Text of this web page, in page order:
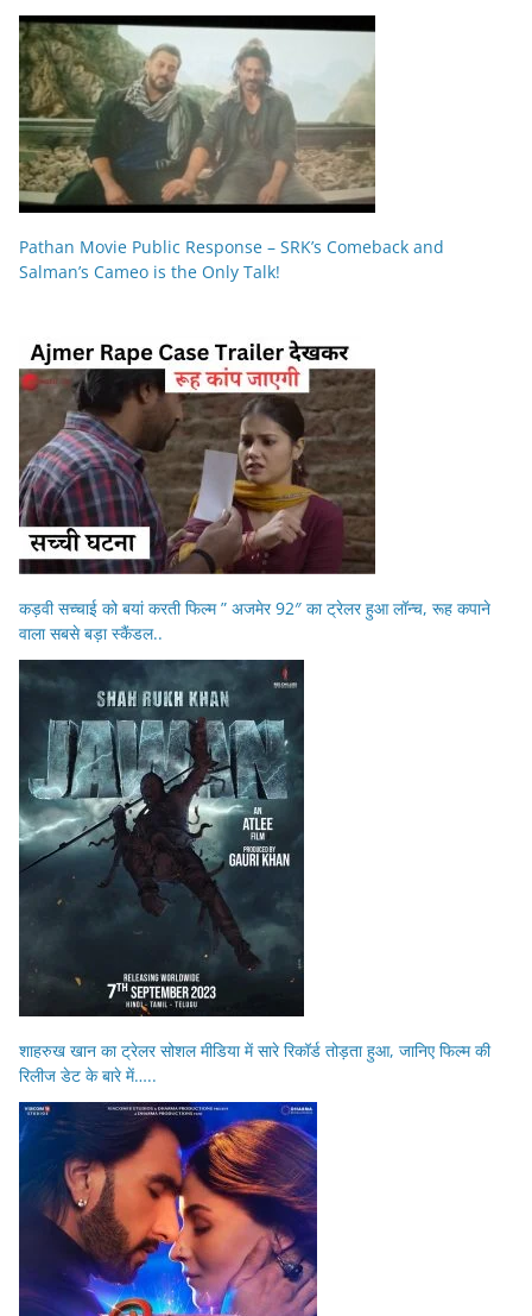
Pathan Movie Public Response – SRK’s Comeback and
Salman’s Cameo is the Only Talk!
कड़वी सच्चाई को बयां करती फिल्म ” अजमेर 92″ का ट्रेलर हुआ लॉन्च, रूह कपाने
वाला सबसे बड़ा स्कैंडल..
शाहरुख खान का ट्रेलर सोशल मीडिया में सारे रिकॉर्ड तोड़ता हुआ, जानिए फिल्म की
रिलीज डेट के बारे में…..